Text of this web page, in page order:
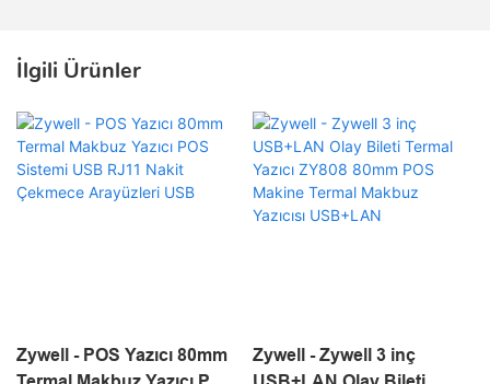
İlgili Ürünler
Zywell - POS Yazıcı 80mm
Zywell - Zywell 3 inç